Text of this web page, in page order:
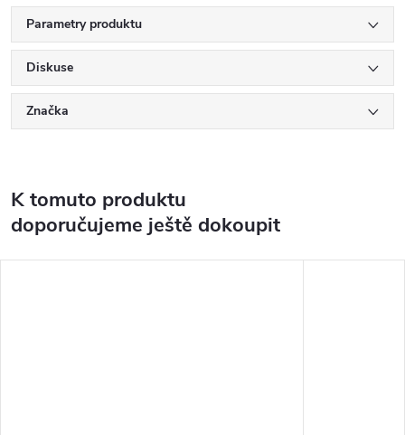
Parametry produktu
Diskuse
Značka
K tomuto produktu
doporučujeme ještě dokoupit